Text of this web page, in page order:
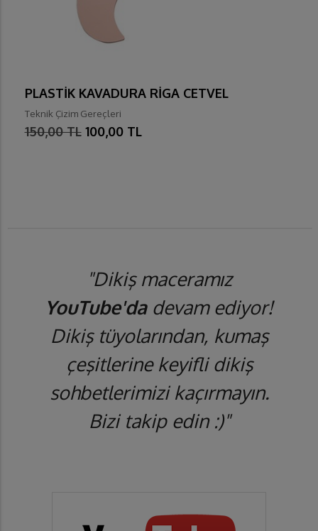
PLASTİK KAVADURA RİGA CETVEL
Teknik Çizim Gereçleri
150,00 TL 100,00 TL
"Dikiş maceramız
YouTube'dadevam ediyor!
Dikiş tüyolarından, kumaş
çeşitlerine keyifli dikiş
sohbetlerimizi kaçırmayın.
Bizi takip edin :)"